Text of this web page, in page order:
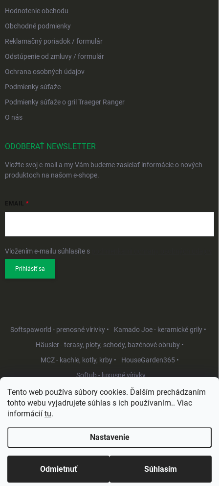
Tento web používa súbory cookies. Ďalším prechádzaním
tohto webu vyjadrujete súhlas s ich používaním.. Viac
informácií tu.
Nastavenie
Odmietnuť Súhlasím
Hodnotenie obchodu
Obchodné podmienky
Reklamačný poriadok / formulár
Odstúpenie od zmluvy / formulár
Ochrana osobných údajov
Podmienky súťaže
Podmienky súťaže o gril Traeger Ranger
O nás
ODOBERAŤ NEWSLETTER
Vložte svoj e-mail a my Vám budeme zasielať informácie o nových
produktoch na našom e-shope.
EMAIL
Vložením e-mailu súhlasíte s
Prihlásiť sa
Softspaworld - prenosné vírivky •
Kamado Joe - keramické grily •
Häusler - terasy, ploty, schody, bazénové obruby •
MCZ - kachle, kotly, krby •
HouseGarden365 •
Softub - luxusné vírivky
Vytvoril Shoptet
Copyright 2026HouseGarden.sk. Všetky práva vyhradené.Upraviť